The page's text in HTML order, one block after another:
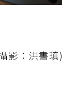
影：洪書瑱)